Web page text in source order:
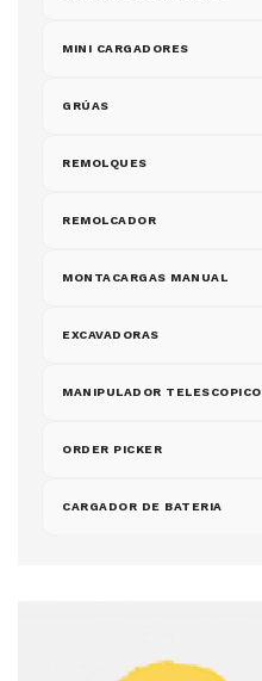
MINI CARGADORES
GRÚAS
REMOLQUES
REMOLCADOR
MONTACARGAS MANUAL
EXCAVADORAS
MANIPULADOR TELESCOPICO
ORDER PICKER
CARGADOR DE BATERIA